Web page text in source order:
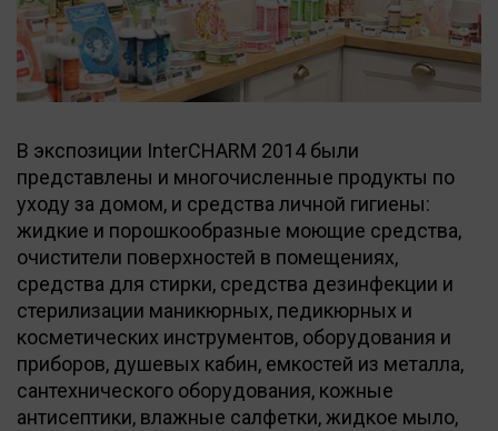
В экспозиции InterCHARM 2014 были
представлены и многочисленные продукты по
уходу за домом, и средства личной гигиены:
жидкие и порошкообразные моющие средства,
очистители поверхностей в помещениях,
средства для стирки, средства дезинфекции и
стерилизации маникюрных, педикюрных и
косметических инструментов, оборудования и
приборов, душевых кабин, емкостей из металла,
сантехнического оборудования, кожные
антисептики, влажные салфетки, жидкое мыло,